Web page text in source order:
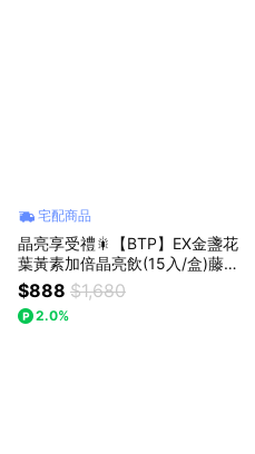
宅配商品
晶亮享受禮🎇【BTP】EX金盞花
葉黃素加倍晶亮飲(15入/盒)藤黃
果享受輕鬆嚼(30入/盒)
$888 $1,680
2.0%